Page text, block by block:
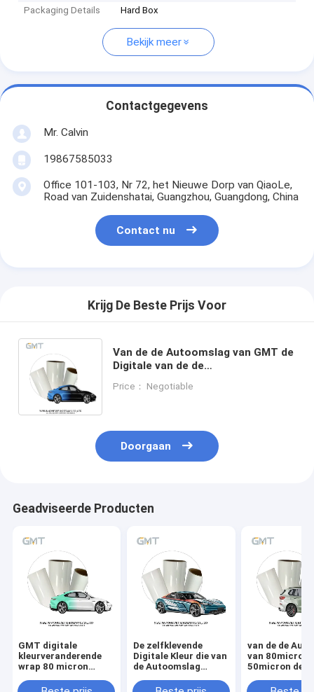
Packaging Details Hard Box
Bekijk meer
Contactgegevens
Mr. Calvin
19867585033
Office 101-103, Nr 72, het Nieuwe Dorp van QiaoLe,
Road van Zuidenshatai, Guangzhou, Guangdong, China
Contact nu
Krijg De Beste Prijs Voor
Van de de Autoomslag van GMT de
Digitale van de de
Oppervlakte paste Bewezen SGS
Price： Negotiable
Doorgaan
Geadviseerde Producten
GMT digitale
kleurveranderende
wrap 80 micron
autoprint
De zelfklevende
Digitale Kleur die van
de Autoomslag
Verwijderbare
van de de
van 80micron
50micron de
Veranderende